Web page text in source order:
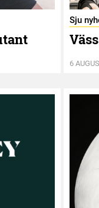
Sju
6